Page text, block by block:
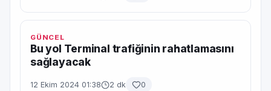
GÜNCEL
Bu yol Terminal trafiğinin rahatlamasını
sağlayacak
12 Ekim 2024 01:38 2 dk 0